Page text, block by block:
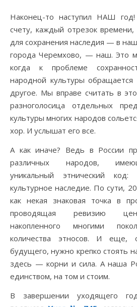
Наконец-то наступил НАШ год! Хотя, по большому
счету, каждый отрезок
для сохранения наследия — в
города Черемхово, — наш. Это
когда к проблеме
народной культуры
другое. Мы вправе считать в
разноголосица отдельных
культуры многих народов
хор. И услышат его все.
А как иначе? Ведь в России
различных народов,
уникальный этнический
культурное наследие. По сути,
как некая знаковая точка в
проводящая ревизию
накопленного многими
количества этносов. И еще,
будущего, нужно крепко стоять
здесь — корни и сила. А наша
единством, на том и стоим.
В завершении уходящего